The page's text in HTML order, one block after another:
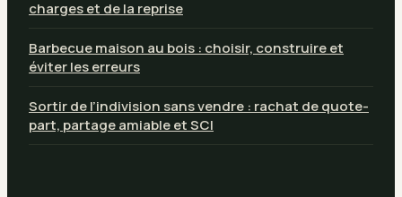
charges et de la reprise
Barbecue maison au bois : choisir, construire et
éviter les erreurs
Sortir de l’indivision sans vendre : rachat de quote-
part, partage amiable et SCI